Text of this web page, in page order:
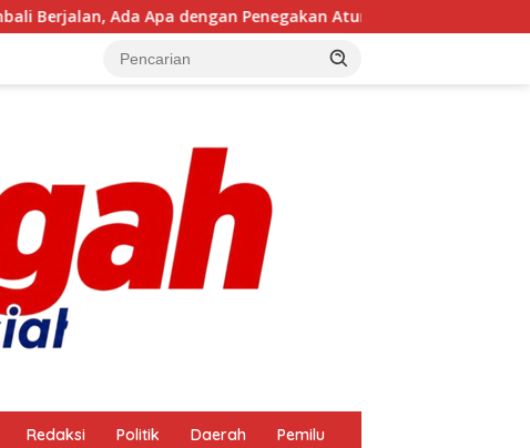
Penegakan Aturan? BRI KC Makassar Tamalanrea
Redaksi Politik Daerah Pemilu